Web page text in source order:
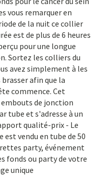
vous remarquer en
de la nuit ce collier
est de plus de 6 heures
pour une longue
Sortez les colliers du
avez simplement à les
afin que la
commence. Cet
de jonction
tube et s'adresse à un
qualité-prix - Le
vendu en tube de 50
party, événement
fonds ou party de votre
unique